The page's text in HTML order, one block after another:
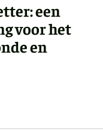
een
voor het
en